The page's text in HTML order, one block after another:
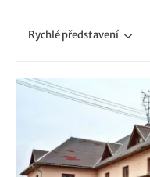
Rychlépředstavení